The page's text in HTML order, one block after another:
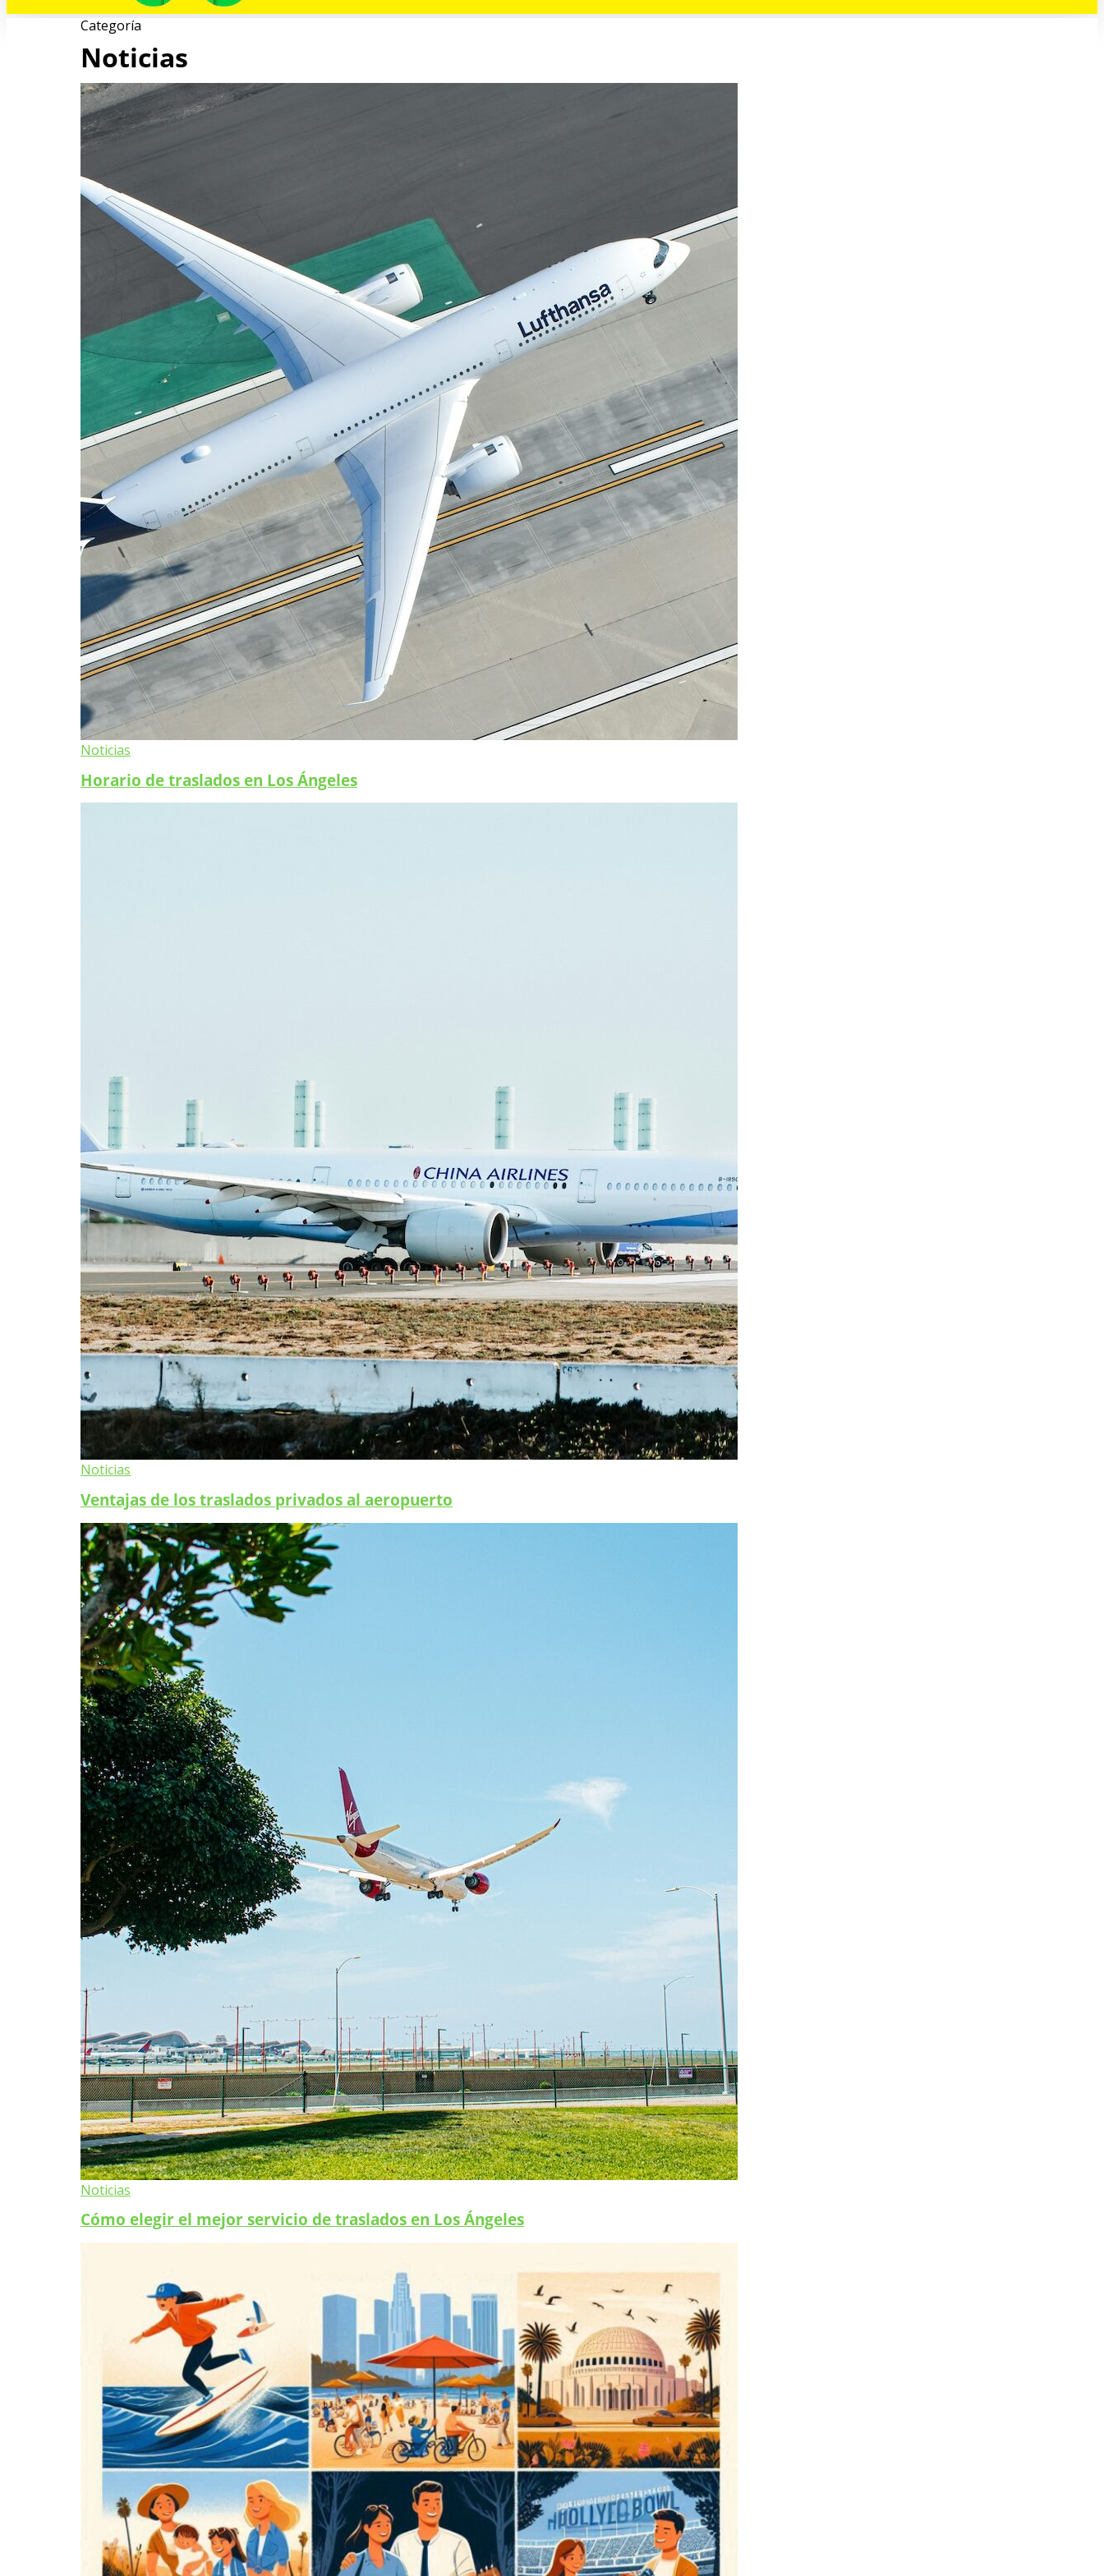
Categoría
Noticias
Noticias
Horario de traslados en Los Ángeles
Noticias
Ventajas de los traslados privados al aeropuerto
Noticias
Cómo elegir el mejor servicio de traslados en Los Ángeles